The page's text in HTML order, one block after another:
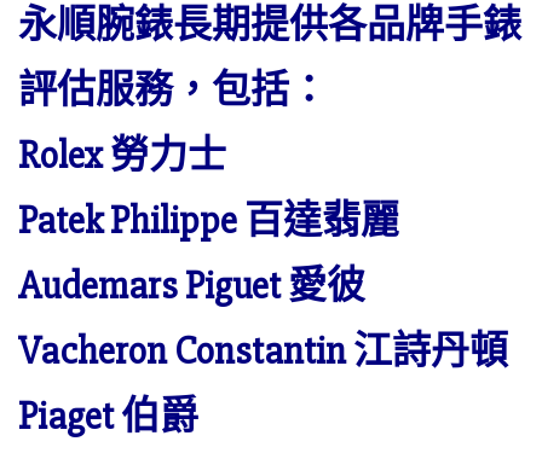
永順腕錶長期提供各品牌手錶
評估服務，包括：
Rolex 勞力士
Patek Philippe 百達翡麗
Audemars Piguet 愛彼
Vacheron Constantin 江詩丹頓
Piaget 伯爵